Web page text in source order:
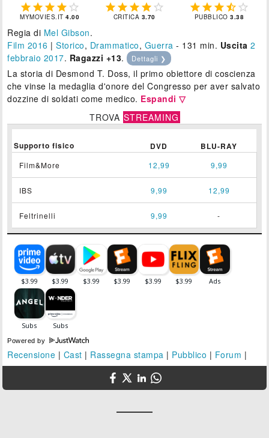
    
MYMOVIES.IT4.00
    
CRITICA 3.70
    
PUBBLICO3.38
Regia di Mel Gibson.
Film 2016 |Storico, Drammatico, Guerra - 131 min. Uscita 2
febbraio 2017. Ragazzi +13. Dettagli ❯
La storia di Desmond T. Doss, il primo obiettore di coscienza
che vinse la medaglia d'onore del Congresso per aver salvato
dozzine di soldati come medico. Espandi ▽
TROVA STREAMING
Supporto fisico DVD BLU-RAY
Film&More 12,99 9,99
IBS 9,99 12,99
Feltrinelli 9,99 -
Powered by
Recensione | Cast | Rassegna stampa | Pubblico | Forum |